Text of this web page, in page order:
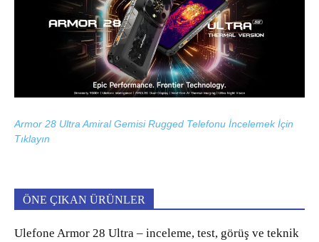
Armor 28 Ultra Amiral Gemisi Rugged Telefonu İncelemek İçin
Tıklayın
ÖNE ÇIKAN ÜRÜNLER
Ulefone Armor 28 Ultra – inceleme, test, görüş ve teknik